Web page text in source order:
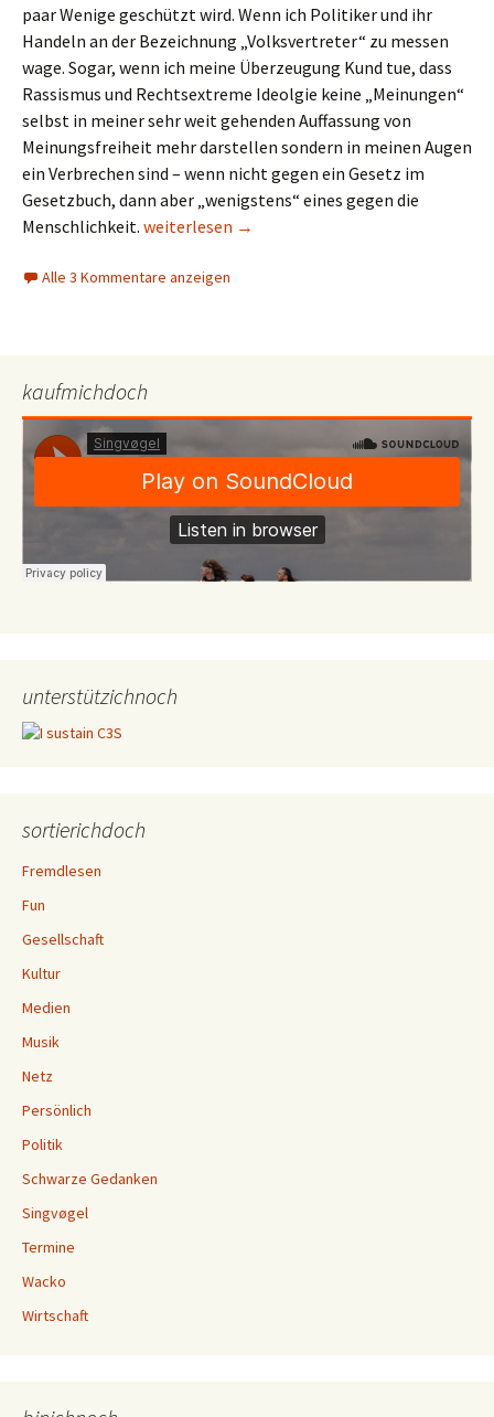
paar Wenige geschützt wird. Wenn ich Politiker und ihr
Handeln an der Bezeichnung „Volksvertreter“ zu messen
wage. Sogar, wenn ich meine Überzeugung Kund tue, dass
Rassismus und Rechtsextreme Ideolgie keine „Meinungen“
selbst in meiner sehr weit gehenden Auffassung von
Meinungsfreiheit mehr darstellen sondern in meinen Augen
ein Verbrechen sind – wenn nicht gegen ein Gesetz im
Gesetzbuch, dann aber „wenigstens“ eines gegen die
Menschlichkeit. Anfangsverdacht
weiterlesen →
Alle 3 Kommentare anzeigen
kaufmichdoch
unterstützichnoch
sortierichdoch
Fremdlesen
Fun
Gesellschaft
Kultur
Medien
Musik
Netz
Persönlich
Politik
Schwarze Gedanken
Singvøgel
Termine
Wacko
Wirtschaft